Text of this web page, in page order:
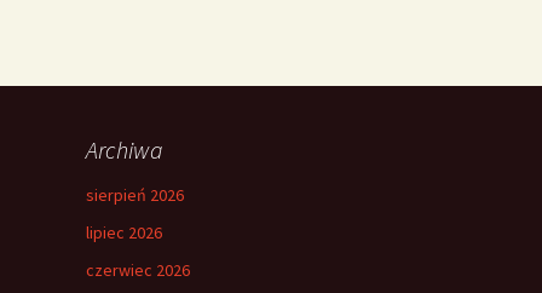
Archiwa
sierpień 2026
lipiec 2026
czerwiec 2026